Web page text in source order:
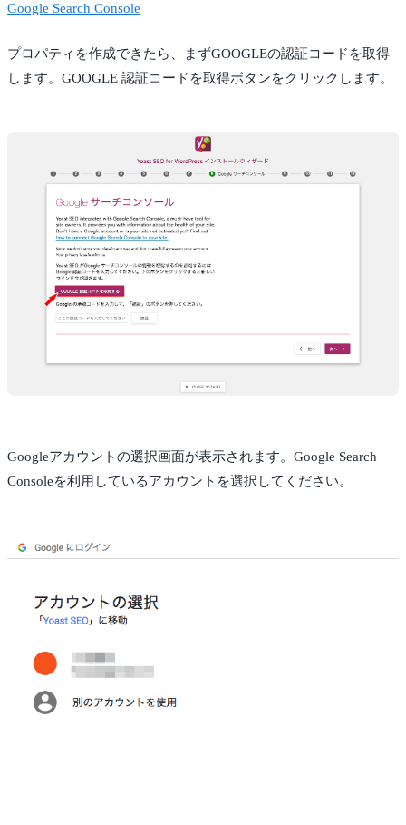
Google Search Console
プロパティを作成できたら、まずGOOGLEの認証コードを取得
します。GOOGLE 認証コードを取得ボタンをクリックします。
Googleアカウントの選択画面が表示されます。Google Search
Consoleを利用しているアカウントを選択してください。